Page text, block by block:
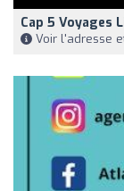
Cap 5 Voyages
Voir l'adresse